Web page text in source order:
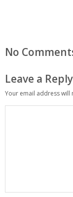
No
Leave a Reply
Your email address will